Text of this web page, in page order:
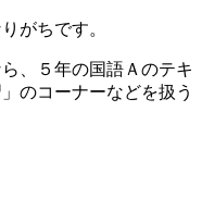
がちです。
、５年の国語Ａのテキ
のコーナーなどを扱う